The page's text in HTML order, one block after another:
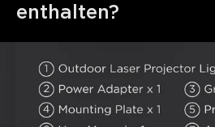
enthalten?